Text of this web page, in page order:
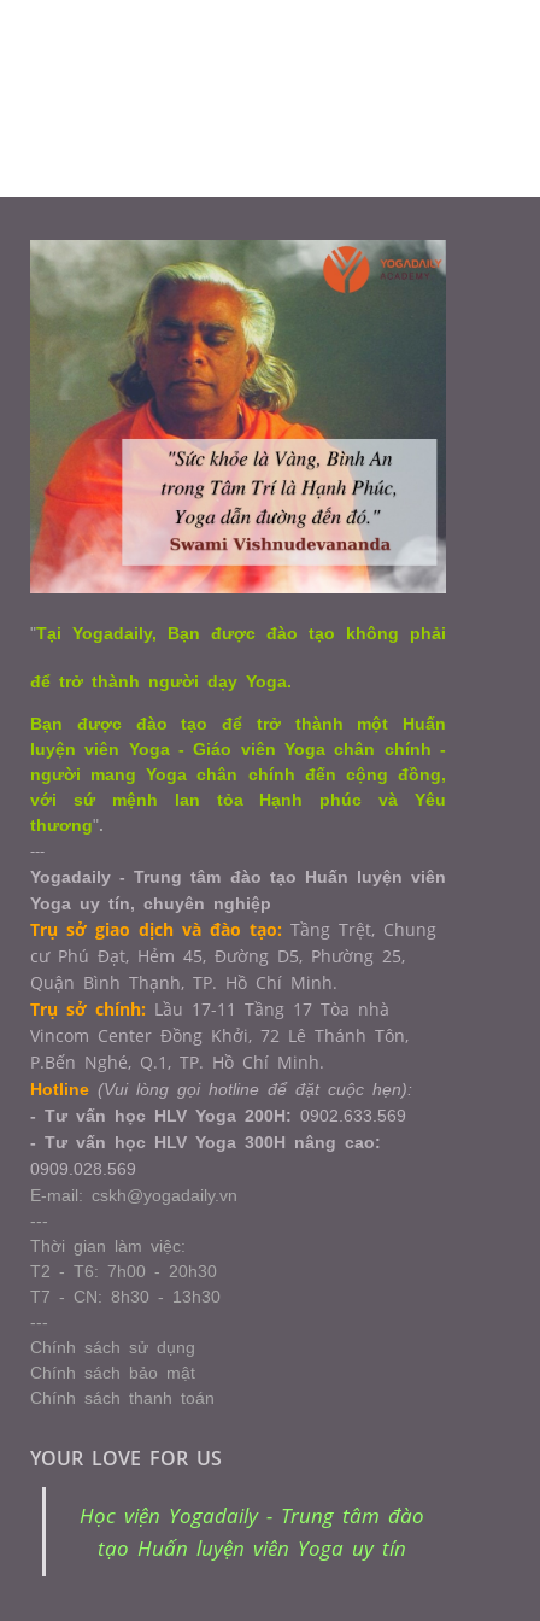
"Tại Yogadaily, Bạn được đào tạo không phải
để trở thành người dạy Yoga.
Bạn được đào tạo để trở thành một Huấn
luyện viên Yoga - Giáo viên Yoga chân chính -
người mang Yoga chân chính đến cộng đồng,
với sứ mệnh lan tỏa Hạnh phúc và Yêu
thương".
---
Yogadaily - Trung tâm đào tạo Huấn luyện viên
Yoga uy tín, chuyên nghiệp
Trụ sở giao dịch và đào tạo: Tầng Trệt, Chung
cư Phú Đạt, Hẻm 45, Đường D5, Phường 25,
Quận Bình Thạnh, TP. Hồ Chí Minh.
Trụ sở chính: Lầu 17-11 Tầng 17 Tòa nhà
Vincom Center Đồng Khởi, 72 Lê Thánh Tôn,
P.Bến Nghé, Q.1, TP. Hồ Chí Minh.
Hotline (Vui lòng gọi hotline để đặt cuộc hẹn):
- Tư vấn học HLV Yoga 200H: 0902.633.569
- Tư vấn học HLV Yoga 300H nâng cao:
0909.028.569
E-mail: cskh@yogadaily.vn
---
Thời gian làm việc:
T2 - T6: 7h00 - 20h30
T7 - CN: 8h30 - 13h30
---
Chính sách sử dụng
Chính sách bảo mật
Chính sách thanh toán
YOUR LOVE FOR US
Học viện Yogadaily - Trung tâm đào
tạo Huấn luyện viên Yoga uy tín